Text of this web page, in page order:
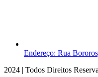
Endereço: Rua
2024 | Todos Direitos